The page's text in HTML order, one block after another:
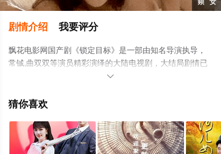
剧情介绍 我要评分
飘花电影网国产剧《锁定目标》是一部由知名导演执导，
常铖,曲双双等演员精彩演绎的大陆电视剧，大结局剧情已
揭晓（全30集），手机免费观看高清未删减完整版电视剧
电视猫或剧情网等平台了解。

猜你喜欢